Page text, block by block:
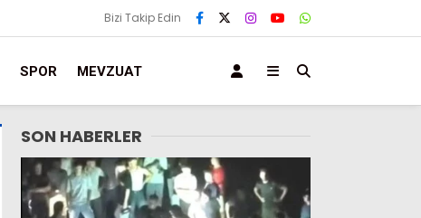
Bizi Takip Edin
SPOR MEVZUAT
SON HABERLER